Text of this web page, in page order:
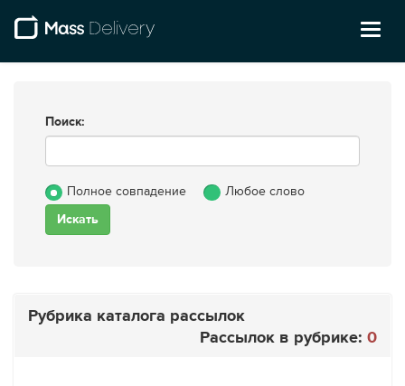
Поиск:
Полное совпадение Любое слово
Рубрика каталога рассылок
Рассылок в рубрике: 0